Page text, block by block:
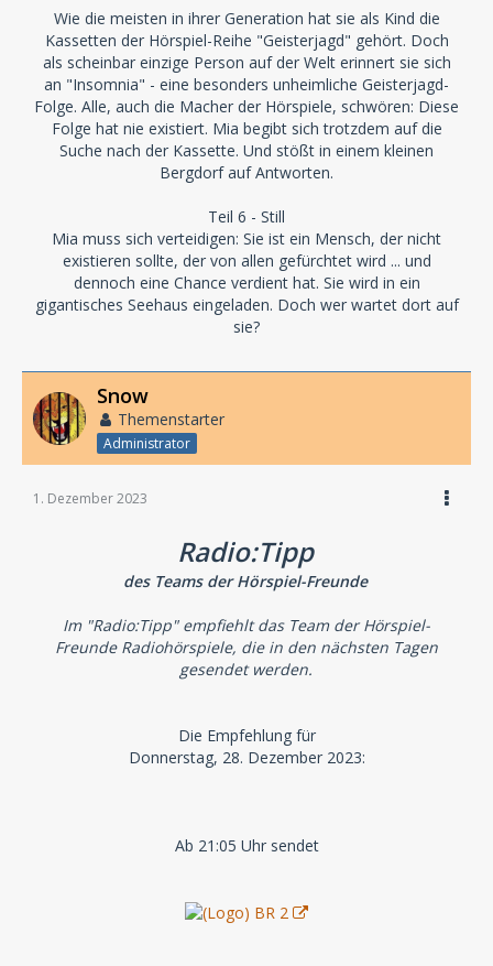
Wie die meisten in ihrer Generation hat sie als Kind die
Kassetten der Hörspiel-Reihe "Geisterjagd" gehört. Doch
als scheinbar einzige Person auf der Welt erinnert sie sich
an "Insomnia" - eine besonders unheimliche Geisterjagd-
Folge. Alle, auch die Macher der Hörspiele, schwören: Diese
Folge hat nie existiert. Mia begibt sich trotzdem auf die
Suche nach der Kassette. Und stößt in einem kleinen
Bergdorf auf Antworten.
Teil 6 - Still
Mia muss sich verteidigen: Sie ist ein Mensch, der nicht
existieren sollte, der von allen gefürchtet wird ... und
dennoch eine Chance verdient hat. Sie wird in ein
gigantisches Seehaus eingeladen. Doch wer wartet dort auf
sie?
Snow
Themenstarter
Administrator
1. Dezember 2023
Radio:Tipp
des Teams der Hörspiel-Freunde
Im "Radio:Tipp" empfiehlt das Team der Hörspiel-
Freunde Radiohörspiele, die in den nächsten Tagen
gesendet werden.
Die Empfehlung für
Donnerstag, 28. Dezember 2023:
Ab 21:05 Uhr sendet